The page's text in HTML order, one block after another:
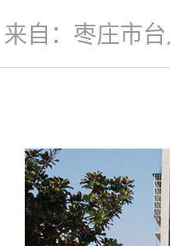
来自：枣庄市